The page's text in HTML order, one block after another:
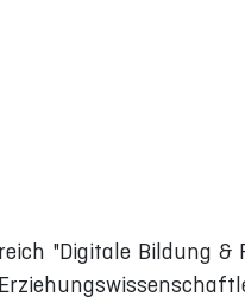
"Digitale Bildung